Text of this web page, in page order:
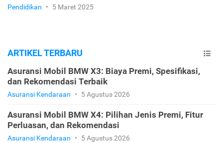
Pendidikan • 5 Maret 2025
ARTIKEL TERBARU
Asuransi Mobil BMW X3: Biaya Premi, Spesifikasi,
dan Rekomendasi Terbaik
Asuransi Kendaraan • 5 Agustus 2026
Asuransi Mobil BMW X4: Pilihan Jenis Premi, Fitur
Perluasan, dan Rekomendasi
Asuransi Kendaraan • 5 Agustus 2026